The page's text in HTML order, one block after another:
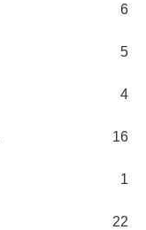
6
5
4
16
1
22